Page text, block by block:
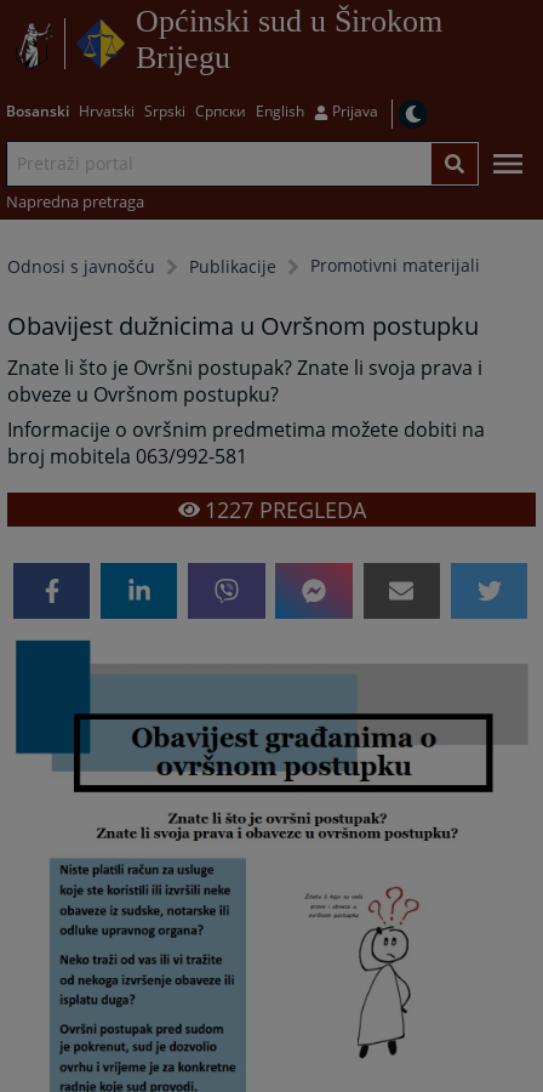
Općinski sud u Širokom
Brijegu
Bosanski Hrvatski Srpski Српски English Prijava
Napredna pretraga
Odnosi s javnošću Publikacije Promotivni materijali
Obavijest dužnicima u Ovršnom postupku
Znate li što je Ovršni postupak? Znate li svoja prava i
obveze u Ovršnom postupku?
Informacije o ovršnim predmetima možete dobiti na
broj mobitela 063/992-581
1227PREGLEDA